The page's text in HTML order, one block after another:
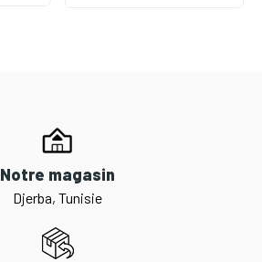
Notre magasin
Djerba, Tunisie